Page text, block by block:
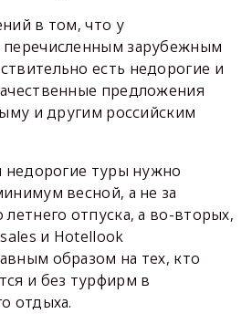
в том, что у
перечисленным зарубежным
есть недорогие и
предложения
и другим российским
недорогие туры нужно
весной, а не за
отпуска, а во-вторых,
и Hotellook
образом на тех, кто
и без турфирм в
отдыха.